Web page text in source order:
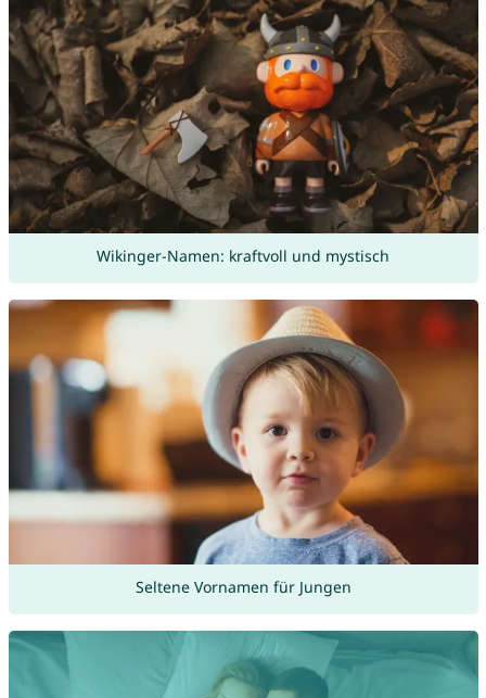
Wikinger-Namen: kraftvoll und mystisch
Seltene Vornamen für Jungen